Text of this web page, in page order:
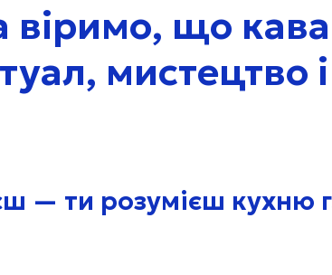
віримо, що
мистецтво
— ти розумієш кухню